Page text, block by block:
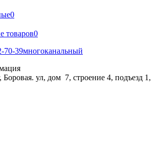
0
товаров0
70-39многоканальный
Боровая. ул, дом 7, строение 4, подъезд 1,